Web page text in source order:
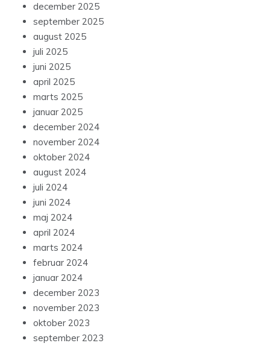
december 2025
september 2025
august 2025
juli 2025
juni 2025
april 2025
marts 2025
januar 2025
december 2024
november 2024
oktober 2024
august 2024
juli 2024
juni 2024
maj 2024
april 2024
marts 2024
februar 2024
januar 2024
december 2023
november 2023
oktober 2023
september 2023